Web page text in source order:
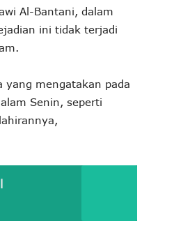
Al-Bantani, dalam
ini tidak terjadi
yang mengatakan pada
Senin, seperti